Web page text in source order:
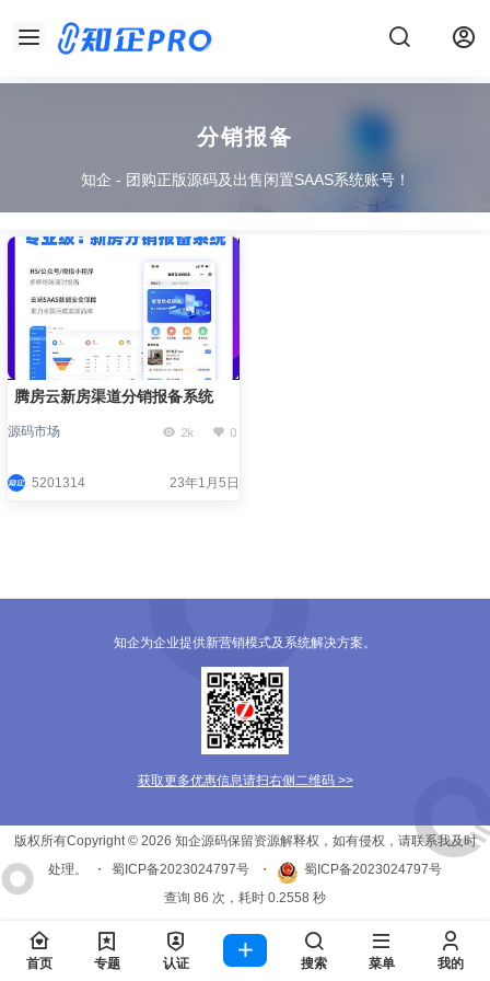
分销报备
知企 - 团购正版源码及出售闲置SAAS系统账号！
腾房云新房渠道分销报备系统
源码市场 2k 0
5201314 23年1月5日
知企为企业提供新营销模式及系统解决方案。
获取更多优惠信息请扫右侧二维码 >>
版权所有Copyright © 2026 知企源码保留资源解释权，如有侵权，请联系我及时
处理。
・ 蜀ICP备2023024797号 ・
蜀ICP备2023024797号
查询 86 次，耗时 0.2558 秒
首页 专题 认证 搜索 菜单 我的